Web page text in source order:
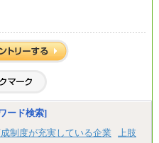
ード検索]
成制度が充実している企業
上肢